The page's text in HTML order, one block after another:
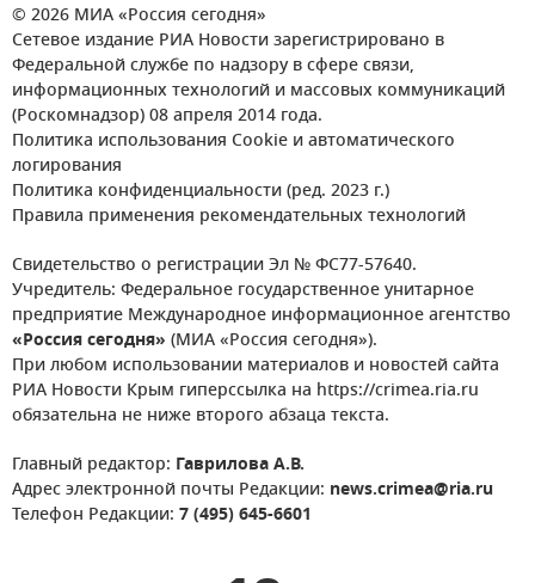
© 2026 МИА «Россия сегодня»
Сетевое издание РИА Новости зарегистрировано в
Федеральной службе по надзору в сфере связи,
информационных технологий и массовых коммуникаций
(Роскомнадзор) 08 апреля 2014 года.
Политика использования Cookie и автоматического
логирования
Политика конфиденциальности (ред. 2023 г.)
Правила применения рекомендательных технологий
Свидетельство о регистрации Эл № ФС77-57640.
Учредитель: Федеральное государственное унитарное
предприятие Международное информационное агентство
«Россия сегодня» (МИА «Россия сегодня»).
При любом использовании материалов и новостей сайта
РИА Новости Крым гиперссылка на https://crimea.ria.ru
обязательна не ниже второго абзаца текста.
Главный редактор: Гаврилова А.В.
Адрес электронной почты Редакции: news.crimea@ria.ru
Телефон Редакции: 7 (495) 645-6601